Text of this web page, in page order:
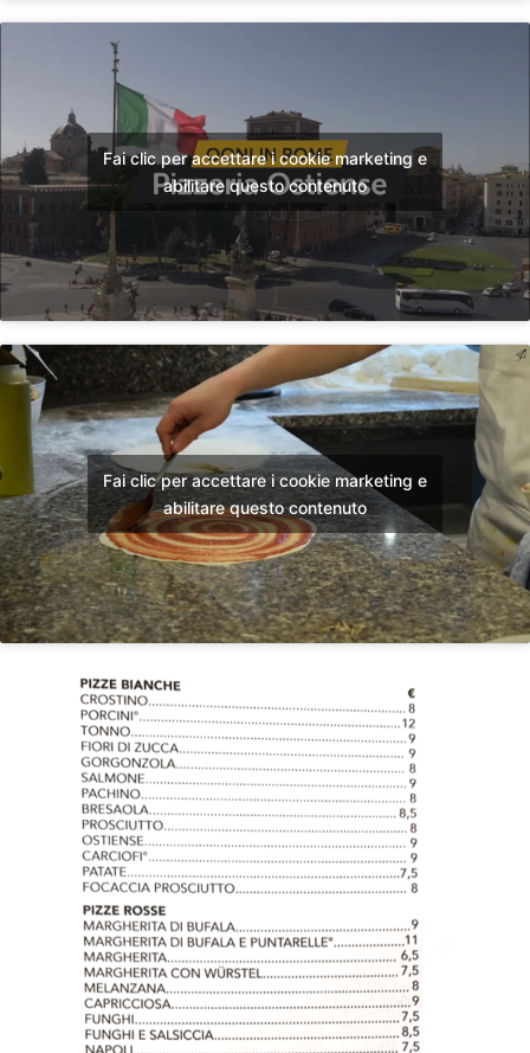
Fai clic per accettare i cookie marketing e
abilitare questo contenuto
Fai clic per accettare i cookie marketing e
abilitare questo contenuto